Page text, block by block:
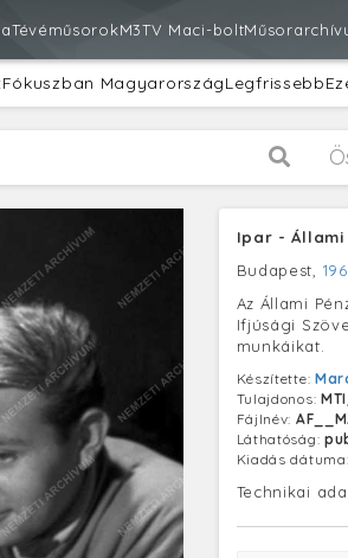
TévéműsorokM3TV Maci-bolt
Fókuszban MagyarországLegfrissebb
Ipar - Állami
Budapest,
Az Állami
Ifjúsági
munkáikat.
Készítette:
Tulajdonos:
Fájlnév:
Láthatóság:
Kiadás dátuma:
Technikai